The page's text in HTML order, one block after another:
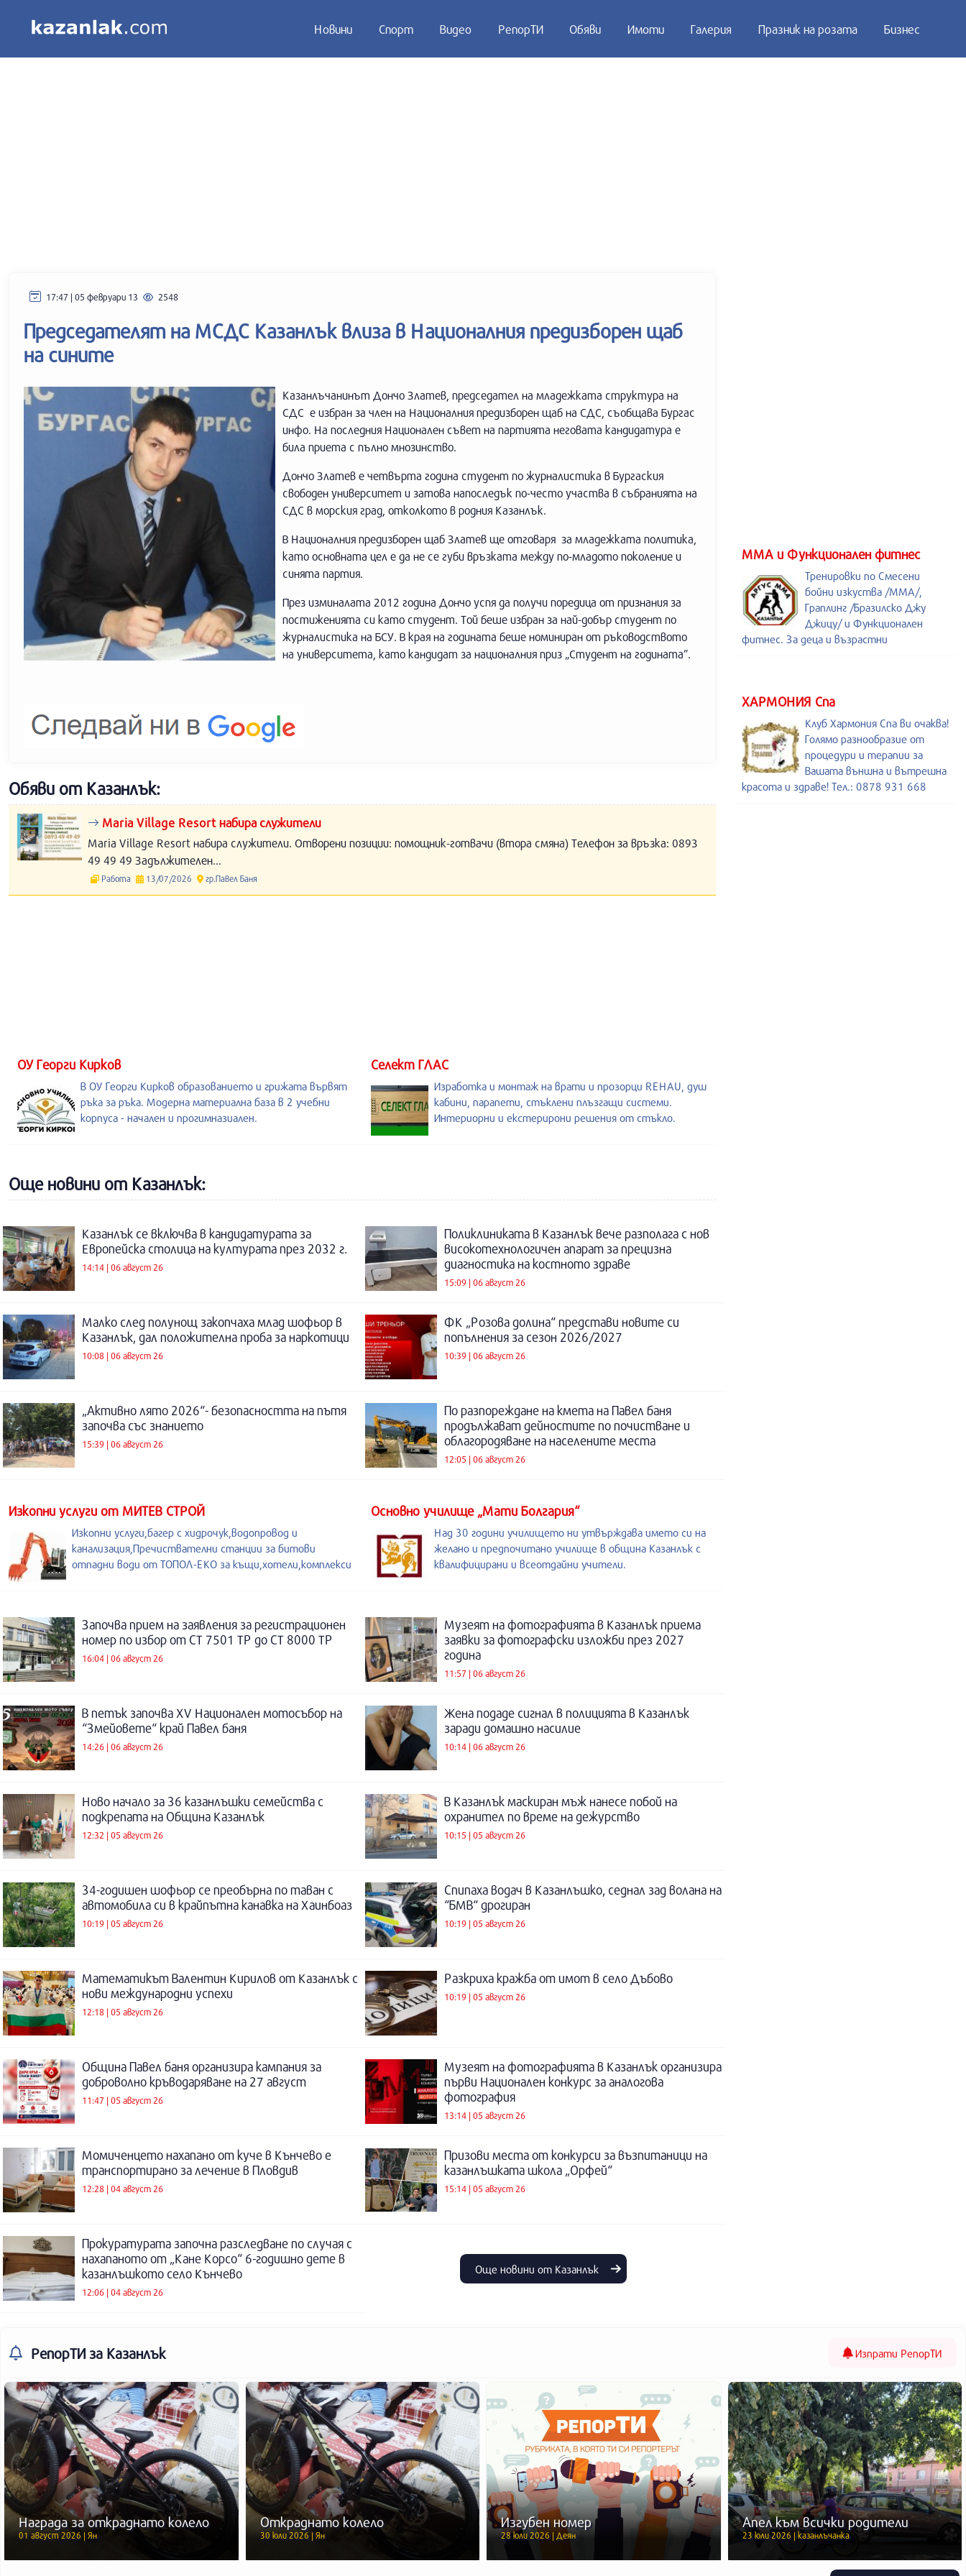
Новини Спорт Видео РепорТИ Обяви Имоти Галерия Празник на розата Бизнес
17:47 | 05 февруари 13 2548
Председателят на МСДС Казанлък влиза в Националния предизборен щаб
на сините
Казанлъчанинът Дончо Златев, председател на младежката структура на
СДС е избран за член на Националния предизборен щаб на СДС, съобщава Бургас
инфо. На последния Национален съвет на партията неговата кандидатура е
била приета с пълно мнозинство.
Дончо Златев е четвърта година студент по журналистика в Бургаския
свободен университет и затова напоследък по-често участва в събранията на
СДС в морския град, отколкото в родния Казанлък.
В Националния предизборен щаб Златев ще отговаря за младежката политика,
като основната цел е да не се губи връзката между по-младото поколение и
синята партия.
През изминалата 2012 година Дончо успя да получи поредица от признания за
постиженията си като студент. Той беше избран за най-добър студент по
журналистика на БСУ. В края на годината беше номиниран от ръководството
на университета, като кандидат за националния приз „Студент на годината”.
Обяви от Казанлък:
Maria Village Resort набира служители
Maria Village Resort набира служители. Отворени позиции: помощник-готвачи (втора смяна) Телефон за връзка: 0893
49 49 49 Задължителен...
Работа 13/07/2026 гр.Павел Баня
ММА и Функционален фитнес
Тренировки по Смесени
бойни изкуства /MMA/,
Граплинг /Бразилско Джу
Джицу/ и Функционален
фитнес. За деца и възрастни
ХАРМОНИЯ Спа
Клуб Хармония Спа ви очаква!
Голямо разнообразие от
процедури и терапии за
Вашата външна и вътрешна
красота и здраве! Тел.: 0878 931 668
ОУ Георги Кирков
В ОУ Георги Кирков образованието и грижата вървят
ръка за ръка. Модерна материална база в 2 учебни
корпуса - начален и прогимназиален.
Селект ГЛАС
Изработка и монтаж на врати и прозорци REHAU, душ
кабини, парапети, стъклени плъзгащи системи.
Интериорни и екстерирони решения от стъкло.
Още новини от Казанлък:
Казанлък се включва в кандидатурата за
Европейска столица на културата през 2032 г.
14:14 | 06 август 26
Поликлиниката в Казанлък вече разполага с нов
високотехнологичен апарат за прецизна
диагностика на костното здраве
15:09 | 06 август 26
Малко след полунощ закопчаха млад шофьор в
Казанлък, дал положителна проба за наркотици
10:08 | 06 август 26
ФК „Розова долина“ представи новите си
попълнения за сезон 2026/2027
10:39 | 06 август 26
„Активно лято 2026“- безопасността на пътя
започва със знанието
15:39 | 06 август 26
По разпореждане на кмета на Павел баня
продължават дейностите по почистване и
облагородяване на населените места
12:05 | 06 август 26
Изкопни услуги от МИТЕВ СТРОЙ
Изкопни услуги,багер с хидрочук,водопровод и
канализация,Пречиствателни станции за битови
отпадни води от ТОПОЛ-ЕКО за къщи,хотели,комплекси
Основно училище „Мати Болгария“
Над 30 години училището ни утвърждава името си на
желано и предпочитано училище в община Казанлък с
квалифицирани и всеотдайни учители.
Започва прием на заявления за регистрационен
номер по избор от СТ 7501 ТР до СТ 8000 ТР
16:04 | 06 август 26
Музеят на фотографията в Казанлък приема
заявки за фотографски изложби през 2027
година
11:57 | 06 август 26
В петък започва XV Национален мотосъбор на
“Змейовете“ край Павел баня
14:26 | 06 август 26
Жена подаде сигнал в полицията в Казанлък
заради домашно насилие
10:14 | 06 август 26
Ново начало за 36 казанлъшки семейства с
подкрепата на Община Казанлък
12:32 | 05 август 26
В Казанлък маскиран мъж нанесе побой на
охранител по време на дежурство
10:15 | 05 август 26
34-годишен шофьор се преобърна по таван с
автомобила си в крайпътна канавка на Хаинбоаз
10:19 | 05 август 26
Спипаха водач в Казанлъшко, седнал зад волана на
“БМВ“ дрогиран
10:19 | 05 август 26
Математикът Валентин Кирилов от Казанлък с
нови международни успехи
12:18 | 05 август 26
Разкриха кражба от имот в село Дъбово
10:19 | 05 август 26
Община Павел баня организира кампания за
доброволно кръводаряване на 27 август
11:47 | 05 август 26
Музеят на фотографията в Казанлък организира
първи Национален конкурс за аналогова
фотография
13:14 | 05 август 26
Момиченцето нахапано от куче в Кънчево е
транспортирано за лечение в Пловдив
12:28 | 04 август 26
Призови места от конкурси за възпитаници на
казанлъшката школа „Орфей“
15:14 | 05 август 26
Прокуратурата започна разследване по случая с
нахапаното от „Кане Корсо“ 6-годишно дете в
казанлъшкото село Кънчево
12:06 | 04 август 26
Още новини от Казанлък
РепорТИ за Казанлък Изпрати РепорТИ
Награда за откраднато колело
01 август 2026 | Ян
Откраднато колело
30 юли 2026 | Ян
Изгубен номер
28 юли 2026 | Деян
Апел към всички родители
23 юли 2026 | казанлъчанка